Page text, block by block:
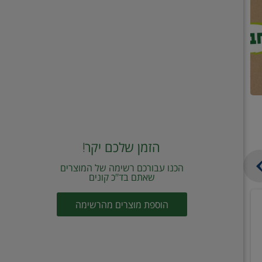
הזמן שלכם יקר!
הכנו עבורכם רשימה של המוצרים
שאתם בד"כ קונים
הוספת מוצרים מהרשימה